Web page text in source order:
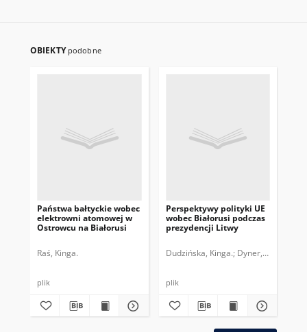
OBIEKTY podobne
Państwa bałtyckie wobec
elektrowni atomowej w
Ostrowcu na Białorusi
Raś, Kinga.
plik
Perspektywy polityki UE
wobec Białorusi podczas
prezydencji Litwy
Dudzińska, Kinga. Dyner, Anna
plik